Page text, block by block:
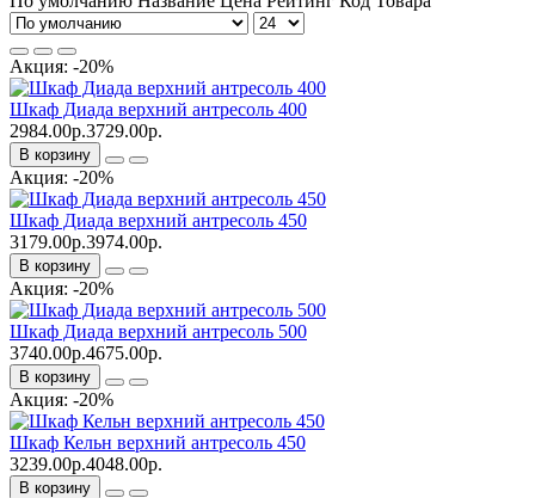
Акция: -20%
Шкаф Диада верхний антресоль 400
2984.00р.3729.00р.
В корзину
Акция: -20%
Шкаф Диада верхний антресоль 450
3179.00р.3974.00р.
В корзину
Акция: -20%
Шкаф Диада верхний антресоль 500
3740.00р.4675.00р.
В корзину
Акция: -20%
Шкаф Кельн верхний антресоль 450
3239.00р.4048.00р.
В корзину